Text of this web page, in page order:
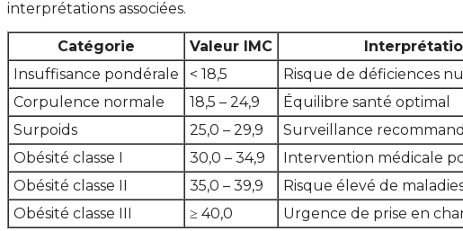
interprétations associées.
Catégorie Valeur IMC
Insuffisance pondérale
< 18,5
Risque de déficiences
Corpulence normale
18,5 – 24,9
Équilibre santé optimal
Surpoids
25,0 – 29,9
Surveillance
Obésité classe I
30,0 – 34,9
Intervention médicale
Obésité classe II
35,0 – 39,9
Risque élevé de
Obésité classe III
≥ 40,0 Urgence de prise en